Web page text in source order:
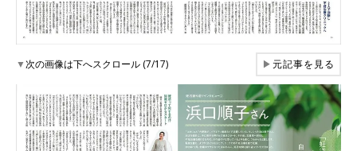
▼次の画像は下へスクロール (7/17) ▶元記事を見る